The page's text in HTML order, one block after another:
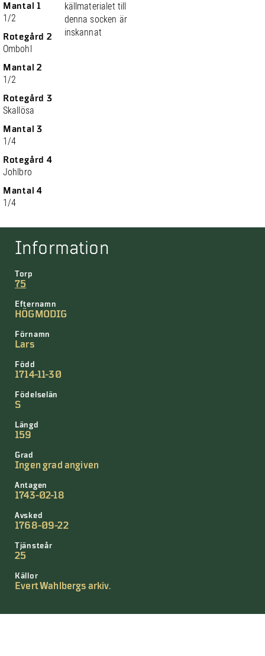
Mantal 1
1/2
Rotegård 2
Ombohl
Mantal 2
1/2
Rotegård 3
Skallösa
Mantal 3
1/4
Rotegård 4
Johlbro
Mantal 4
1/4
källmaterialet till
denna socken är
inskannat
Information
Torp
75
Efternamn
HÖGMODIG
Förnamn
Lars
Född
1714-11-30
Födelselän
S
Längd
159
Grad
Ingen grad angiven
Antagen
1743-02-18
Avsked
1768-09-22
Tjänsteår
25
Källor
Evert Wahlbergs arkiv.